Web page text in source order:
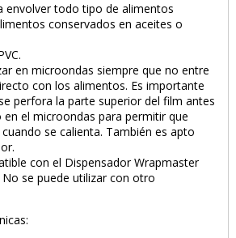
AÑADIDO AL CARRITO
envolver todo tipo de alimentos
conservados en aceites o
en microondas siempre que no entre
con los alimentos. Es importante
perfora la parte superior del film antes
en el microondas para permitir que
se calienta. También es apto
con el Dispensador Wrapmaster
No se puede utilizar con otro